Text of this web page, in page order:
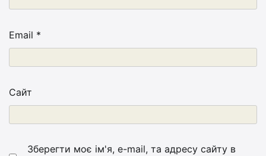
Email *
Сайт
Зберегти моє ім'я, e-mail, та адресу сайту в